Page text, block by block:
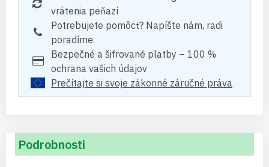
vrátenia peňazí
Potrebujete pomôcť? Napíšte nám, radi
poradíme.
Bezpečné a šifrované platby – 100 %
ochrana vašich údajov
Prečítajte si svoje zákonné záručné práva
Podrobnosti